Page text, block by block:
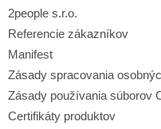
2people s.r.o.
Referencie zákazníkov
Manifest
Zásady spracovania
Zásady používania súborov
Certifikáty produktov